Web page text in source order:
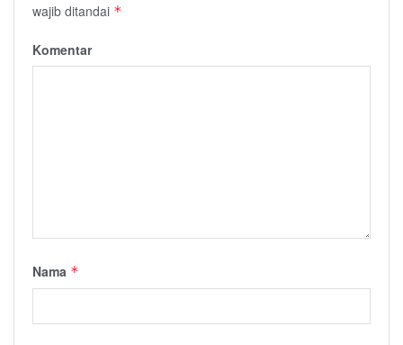
wajib ditandai *
Komentar
Nama *